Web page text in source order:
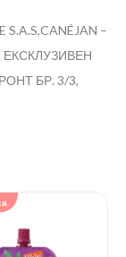
–
ЕКСКЛУЗИВЕН
БР. 3/3,